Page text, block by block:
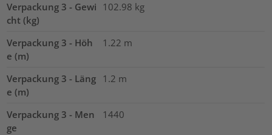
Verpackung 3 - Gewi
cht (kg)
102.98 kg
Verpackung 3 - Höh
e (m)
1.22 m
Verpackung 3 - Läng
e (m)
1.2 m
Verpackung 3 - Men
ge
1440